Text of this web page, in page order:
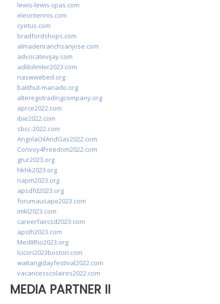
lewis-lewis-cpas.com
eleontennis.com
cyetus.com
bradfordshops.com
almadenranchsanjose.com
advocatevijay.com
adlibilimler2023.com
naswwebed.org
balithut-manado.org
alteregotradingcompany.org
aprce2022.com
ibie2022.com
sbcc-2022.com
AngolaOilAndGas2022.com
Convoy4Freedom2022.com
grur2023.org
hkhk2023.org
napm2023.org
apsdfd2023.org
forumausape2023.com
imkl2023.com
careerfaircsd2023.com
apsth2023.com
MedItRio2023.org
lcicon2023boston.com
waitangidayfestival2022.com
vacancesscolaires2022.com
MEDIA PARTNER II